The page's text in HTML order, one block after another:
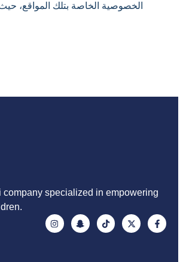
الخصوصية الخاصة بتلك المواقع،
company specialized in empowering